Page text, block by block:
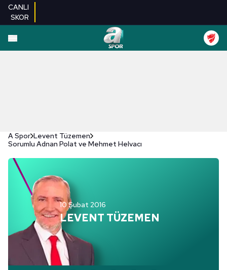
CANLI
SKOR
A Spor Levent Tüzemen
Sorumlu Adnan Polat ve Mehmet Helvacı
10 Şubat 2016
LEVENT TÜZEMEN